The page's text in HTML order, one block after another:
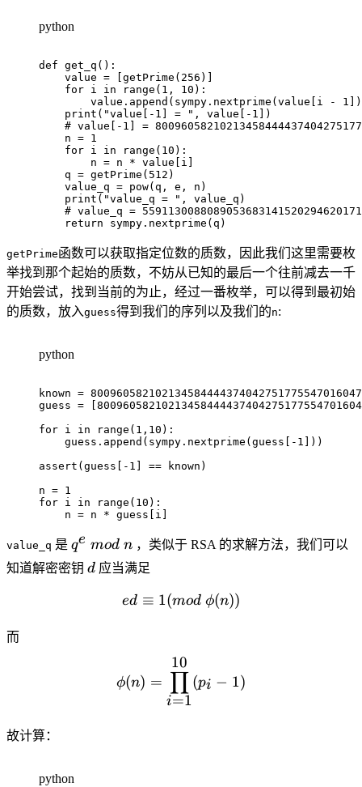
python
def get_q ( ) :
    value
= getPrime ( 256 )
for i in range ( 1 , 10 ) :
        value
. append ( sympy . nextprime ( value i - 1
)
print ( "value[-1] = " , value - 1
)
# value[-1] =
    n
= 1
for i in range ( 10 ) :
        n
= n * value i
    q
= getPrime ( 512 )
    value_q
= pow( q , e , n )
print ( "value_q = " , value_q )
# value_q =
return sympy . nextprime ( q )
getPrime函数可以获取指定位数的质数，因此我们这里需要枚
举找到那个起始的质数，不妨从已知的最后一个往前减去一千
开始尝试，找到当前的为止，经过一番枚举，可以得到最初始
的质数，放入guess得到我们的序列以及我们的n:
python
known =
guess =
for i in range ( 1 , 10 ) :
    guess
. append ( sympy . nextprime ( guess - 1 ) )
assert ( guess - 1 == known )
n = 1
for i in range ( 10 ) :
    n
= n * guess i
value_q 是 q ^
e \
mod
qe mod n，类似于 RSA 的求解方法，我们可以
知道解密密钥 d
d 应当满足
ed \equiv 1 (mod \
ed ≡ 1(mod ϕ(n))
而
\phi(n) =
ϕ(n) =
i=1
∏
10
(pi − 1)
故计算：
python